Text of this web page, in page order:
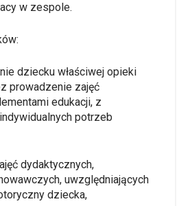
w zespole.
dziecku właściwej opieki
prowadzenie zajęć
edukacji, z
potrzeb
dydaktycznych,
uwzględniających
dziecka,